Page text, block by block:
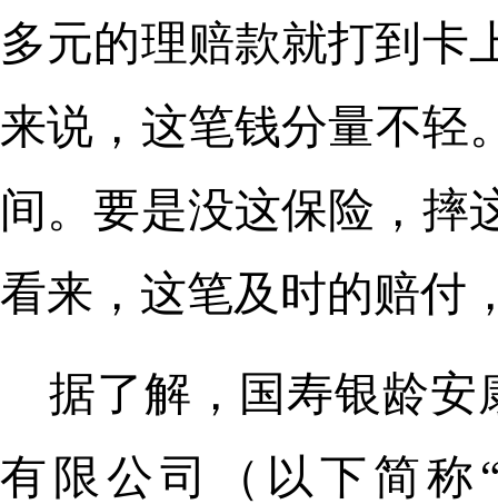
多元的理赔款就打到卡
来说，这笔钱分量不轻
间。要是没这保险，摔
看来，这笔及时的赔付
据了解，国寿银龄安
有限公司（以下简称